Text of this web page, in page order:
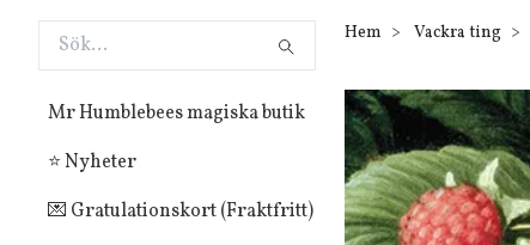
Mr Humblebees magiska butik
⭐ Nyheter
💌 Gratulationskort (Fraktfritt)
Hem Vackra ting